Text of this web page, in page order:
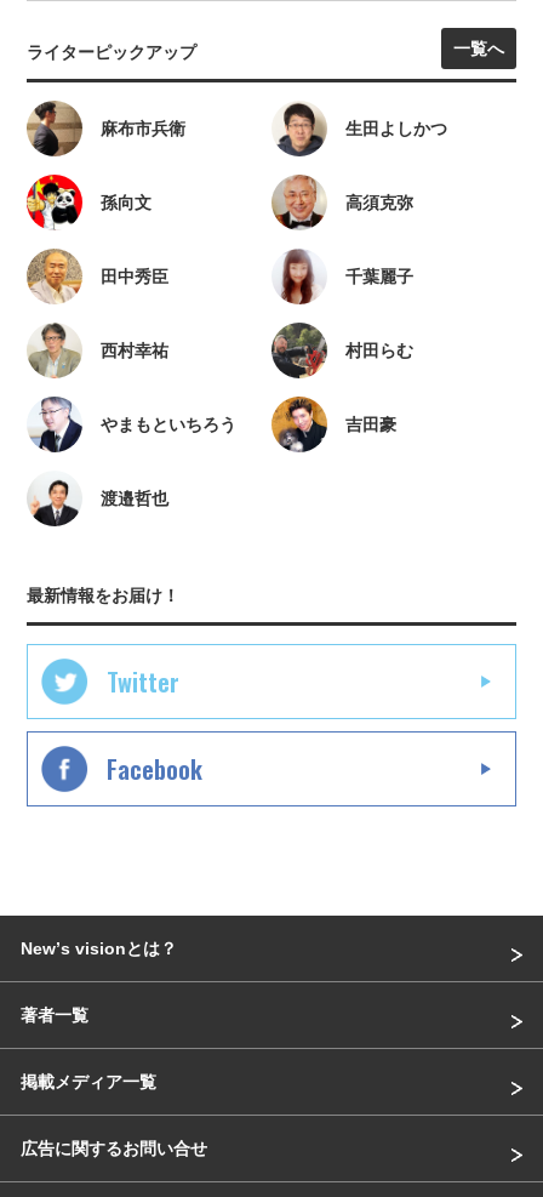
ライターピックアップ 一覧へ
麻布市兵衛 生田よしかつ
孫向文 高須克弥
田中秀臣 千葉麗子
西村幸祐 村田らむ
やまもといちろう 吉田豪
渡邉哲也
最新情報をお届け！
Twitter
Facebook
Newʼs visionとは？
著者一覧
掲載メディア一覧
広告に関するお問い合せ